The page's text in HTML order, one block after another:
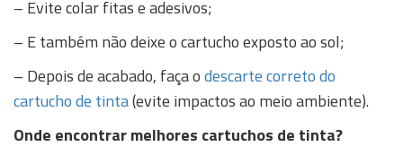
– Evite colar fitas e adesivos;
– E também não deixe o cartucho exposto ao sol;
– Depois de acabado, faça odescarte correto do
cartucho de tinta(evite impactos ao meio ambiente).
Onde encontrar melhores cartuchos de tinta?